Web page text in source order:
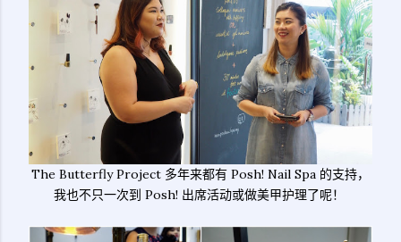
The Butterfly Project 多年来都有 Posh! Nail Spa 的支持，
我也不只一次到 Posh! 出席活动或做美甲护理了呢！